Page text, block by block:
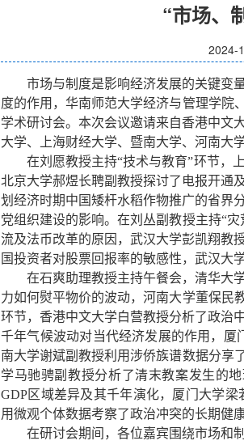
“市场、
2024-
市场与制度是影响经济发展的关键变
度的作用，华南师范大学经济与管理学院
学术研讨会。本次会议邀请来自香港中文
大学、上海财经大学、暨南大学、河南大
在刘愿教授主持“技术与教育”环节，
北京大学郝煜长聘副教授探讨了电报开通
划经济时期中国矮杆水稻作物推广的省界
党组织建设的影响。在刘丛副教授主持“
流及法币改革的原因，武汉大学彭凯翔教
国投资者对股票回报率的敏感性，武汉大
在石爽助理教授主持午餐会，清华大
力如何熨平物价的波动，河南大学董保民
环节，香港中文大学白营教授分析了政治
千年气候波动对当代经济发展的作用，厦
南大学谢斌副教授利用涉侨族谱数据分享
学马驰骋副教授分析了清末教案发生的
GDP区域差异及其千年演化，厦门大学
用微观个体数据考察了政治冲突的长期健康
在研讨会期间，各位嘉宾围绕市场和